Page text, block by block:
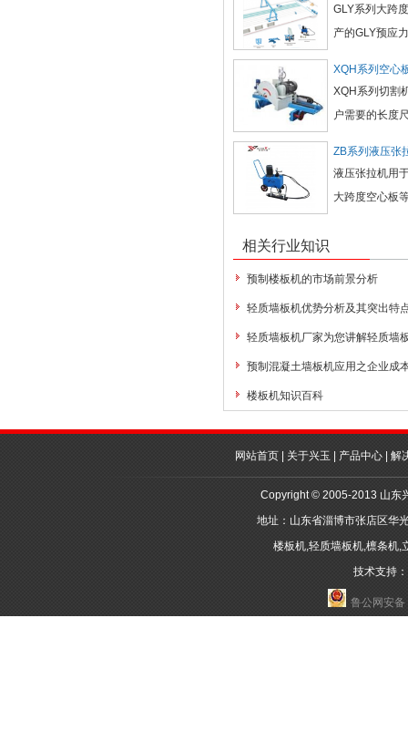
GLY系列大跨
产的GLY预应
XQH系列空心
XQH系列切割
户需要的长度
ZB系列液压张
液压张拉机用
大跨度空心板
相关行业知识
预制楼板机的市场前景分析
轻质墙板机优势分析及其突出特
轻质墙板机厂家为您讲解轻质墙
预制混凝土墙板机应用之企业成
楼板机知识百科
网站首页 关于兴玉 产品中心 解
Copyright © 2005-2013 山东
地址：山东省淄博市张店区华
楼板机,轻质墙板机,檩条机,
技术支持
鲁公网安